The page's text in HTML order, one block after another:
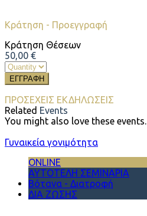
Κράτηση - Προεγγραφή
Κράτηση Θέσεων
50,00 €
ΕΓΓΡΑΦΗ
ΠΡΟΣΕΧΕΙΣ ΕΚΔΗΛΩΣΕΙΣ
Related Events
You might also love these events.
Γυναικεία γονιμότητα
ONLINE
ΑΥΤΟΤΕΛΗ ΣΕΜΙΝΑΡΙΑ
Βότανα - Διατροφή
ΔΙΑ ΖΩΣΗΣ